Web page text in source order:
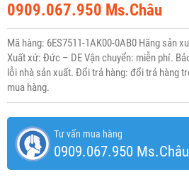
0909.067.950 Ms.Châu
Mã hàng: 6ES7511-1AK00-0AB0 Hãng sản
Xuất xứ: Đức – DE Vận chuyển: miễn phí.
lỗi nhà sản xuất. Đổi trả hàng: đổi trả hàng
mua hàng.
Tư vấn mua hàng
0909.067.950 Ms.Châu